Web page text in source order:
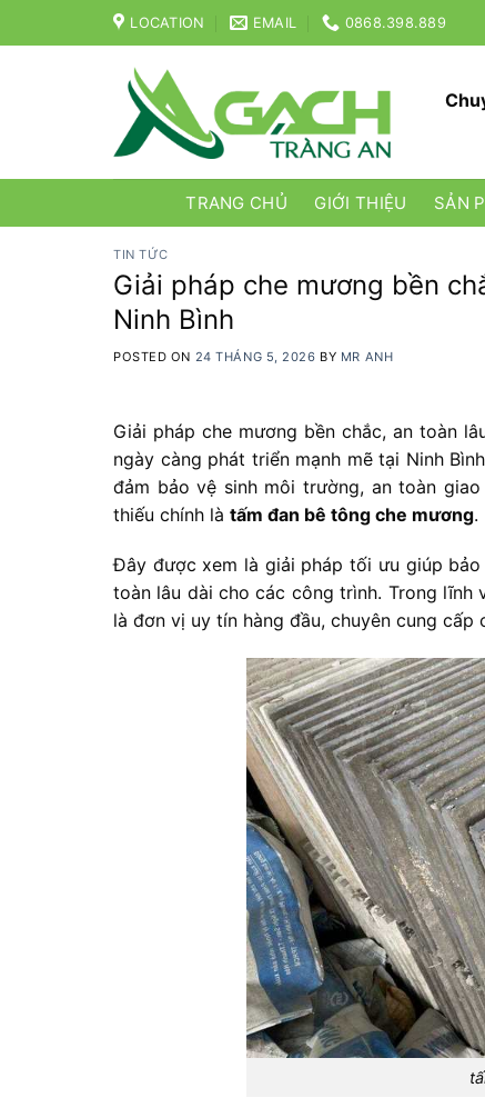
to
LOCATION EMAIL 0868.398.889
TRANG CHỦ GIỚI THIỆU SẢN
TIN TỨC
Giải pháp che mương bền
Ninh Bình
POSTED ON 24 THÁNG 5, 2026 BY MR ANH
Giải pháp che mương bền chắc, an toàn
ngày càng phát triển mạnh mẽ tại Ninh
đảm bảo vệ sinh môi trường, an toàn
thiếu chính là tấm đan bê tông che mương.
Đây được xem là giải pháp tối ưu giúp
toàn lâu dài cho các công trình. Trong lĩnh
là đơn vị uy tín hàng đầu, chuyên cung